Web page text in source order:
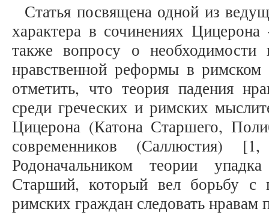
Статья посвящена одной из
характера в сочинениях
также вопросу о необходимости
нравственной реформы в
отметить, что теория падения
среди греческих и римских
Цицерона (Катона Старшего,
современников
Родоначальником теории
Старший, который вел борьбу с
римских граждан следовать нравам